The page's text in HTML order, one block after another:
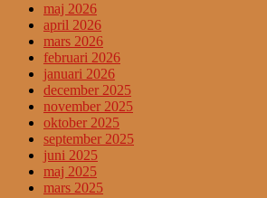
maj 2026
april 2026
mars 2026
februari 2026
januari 2026
december 2025
november 2025
oktober 2025
september 2025
juni 2025
maj 2025
mars 2025